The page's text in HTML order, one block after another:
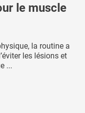
le muscle
la routine a
les lésions et
...